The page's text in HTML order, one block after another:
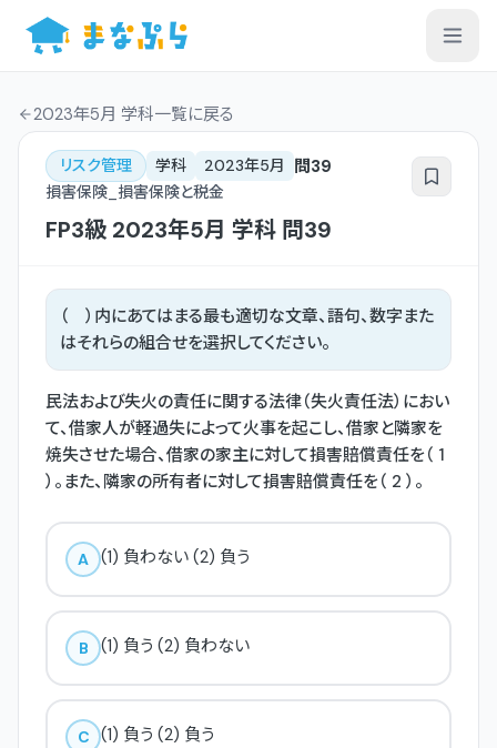
2023年5月 学科一覧に戻る
リスク管理 学科 2023年5月 問39
損害保険_損害保険と税金
FP3級 2023年5月 学科 問39
（ ）内にあてはまる最も適切な文章、語句、数字また
はそれらの組合せを選択してください。
民法および失火の責任に関する法律（失火責任法）におい
て、借家人が軽過失によって火事を起こし、借家と隣家を
焼失させた場合、借家の家主に対して損害賠償責任を（ 1
）。また、隣家の所有者に対して損害賠償責任を（ 2 ）。
A (1) 負わない (2) 負う
B (1) 負う (2) 負わない
C (1) 負う (2) 負う